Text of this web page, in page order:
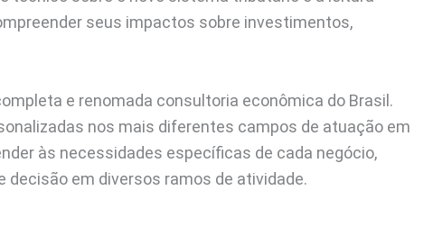
seus impactos sobre investimentos,
e renomada consultoria econômica do Brasil.
nos mais diferentes campos de atuação em
às necessidades específicas de cada negócio,
decisão em diversos ramos de atividade.